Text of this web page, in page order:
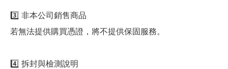
3️⃣ 非本公司銷售商品
若無法提供購買憑證，將不提供保固服務。
4️⃣ 拆封與檢測說明